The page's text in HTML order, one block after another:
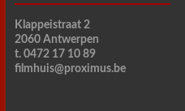
Klappeistraat 2
2060 Antwerpen
t. 0472 17 10 89
filmhuis@proximus.be